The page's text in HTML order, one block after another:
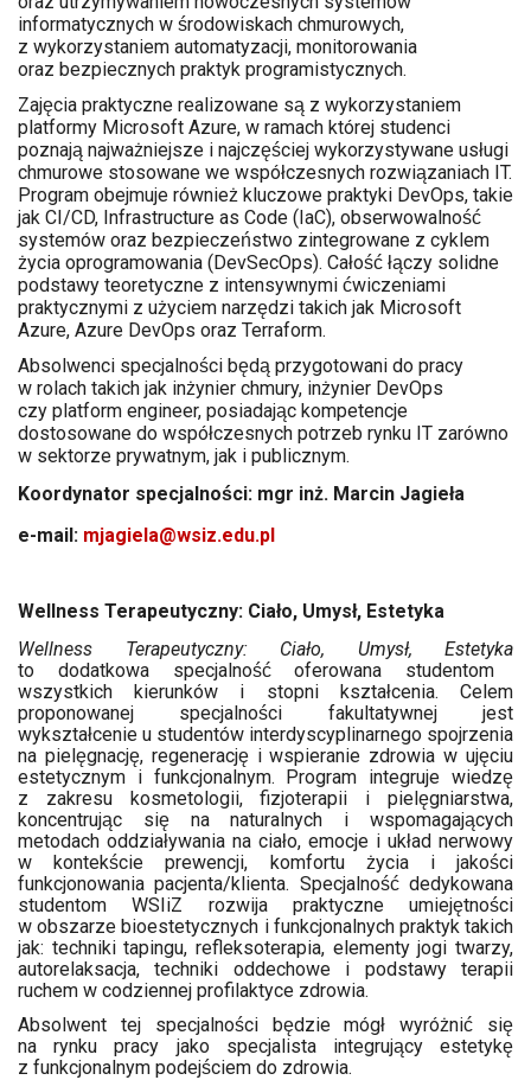
informatycznych w środowiskach chmurowych,
z wykorzystaniem automatyzacji, monitorowania
oraz bezpiecznych praktyk programistycznych.
Zajęcia praktyczne realizowane są z wykorzystaniem
platformy Microsoft Azure, w ramach której studenci
poznają najważniejsze i najczęściej wykorzystywane usługi
chmurowe stosowane we współczesnych rozwiązaniach IT.
Program obejmuje również kluczowe praktyki DevOps, takie
jak CI/CD, Infrastructure as Code (IaC), obserwowalność
systemów oraz bezpieczeństwo zintegrowane z cyklem
życia oprogramowania (DevSecOps). Całość łączy solidne
podstawy teoretyczne z intensywnymi ćwiczeniami
praktycznymi z użyciem narzędzi takich jak Microsoft
Azure, Azure DevOps oraz Terraform.
Absolwenci specjalności będą przygotowani do pracy
w rolach takich jak inżynier chmury, inżynier DevOps
czy platform engineer, posiadając kompetencje
dostosowane do współczesnych potrzeb rynku IT zarówno
w sektorze prywatnym, jak i publicznym.
Koordynator specjalności: mgr inż. Marcin Jagieła
e-mail: mjagiela@wsiz.edu.pl
Wellness Terapeutyczny: Ciało, Umysł, Estetyka
Wellness Terapeutyczny: Ciało, Umysł, Estetyka
to dodatkowa specjalność oferowana studentom
wszystkich kierunków i stopni kształcenia. Celem
proponowanej specjalności fakultatywnej jest
wykształcenie u studentów interdyscyplinarnego spojrzenia
na pielęgnację, regenerację i wspieranie zdrowia w ujęciu
estetycznym i funkcjonalnym. Program integruje wiedzę
z zakresu kosmetologii, fizjoterapii i pielęgniarstwa,
koncentrując się na naturalnych i wspomagających
metodach oddziaływania na ciało, emocje i układ nerwowy
w kontekście prewencji, komfortu życia i jakości
funkcjonowania pacjenta/klienta. Specjalność dedykowana
studentom WSIiZ rozwija praktyczne umiejętności
w obszarze bioestetycznych i funkcjonalnych praktyk takich
jak: techniki tapingu, refleksoterapia, elementy jogi twarzy,
autorelaksacja, techniki oddechowe i podstawy terapii
ruchem w codziennej profilaktyce zdrowia.
Absolwent tej specjalności będzie mógł wyróżnić się
na rynku pracy jako specjalista integrujący estetykę
z funkcjonalnym podejściem do zdrowia.